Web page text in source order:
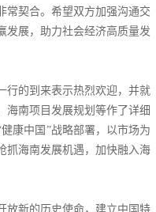
常契合。希望双方加强沟通交
发展，助力社会经济高质量发
行的到来表示热烈欢迎，并就
海南项目发展规划等作了详细
康中国”战略部署，以市场为
抓海南发展机遇，加快融入海
放新的历史使命，建立中国特